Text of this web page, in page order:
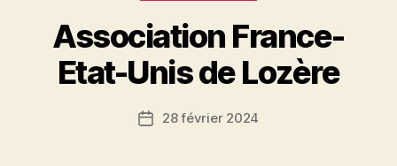
Association France-
Etat-Unis de Lozère
Date28 février 2024